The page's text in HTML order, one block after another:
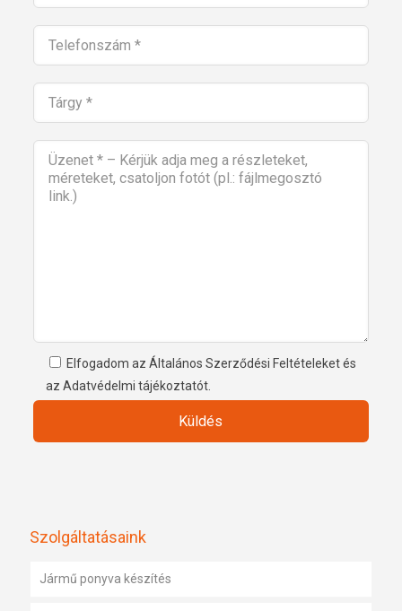
Elfogadom az Általános Szerződési Feltételeket és
az Adatvédelmi tájékoztatót.
Szolgáltatásaink
Jármű ponyva készítés